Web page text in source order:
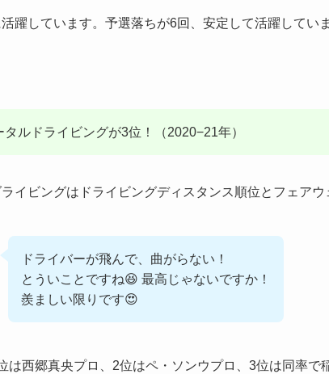
躍しています。予選落ちが6回、安定して活躍していま
タルドライビングが3位！（2020−21年）
ライビングはドライビングディスタンス順位とフェア
ドライバーが飛んで、曲がらない！
とういことですね😆 最高じゃないですか！
羨ましい限りです😍
は西郷真央プロ、2位はペ・ソンウプロ、3位は同率で